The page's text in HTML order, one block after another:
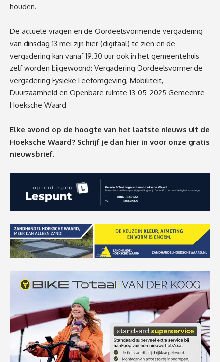
houden.
De actuele vragen en de Oordeelsvormende vergadering
van dinsdag 13 mei zijn hier (digitaal) te zien en de
vergadering kan vanaf 19.30 uur ook in het gemeentehuis
zelf worden bijgewoond: Vergadering Oordeelsvormende
vergadering Fysieke Leefomgeving, Mobiliteit,
Duurzaamheid en Openbare ruimte 13-05-2025 Gemeente
Hoeksche Waard
Elke avond op de hoogte van het laatste nieuws uit de
Hoeksche Waard? Schrijf je dan hier in voor onze gratis
nieuwsbrief.